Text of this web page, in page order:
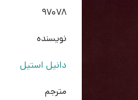
97078
نویسنده
دانیل استیل
مترجم